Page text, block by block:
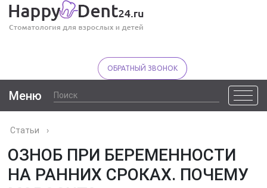
ОБРАТНЫЙ ЗВОНОК
Меню
Статьи ›
ОЗНОБ ПРИ БЕРЕМЕННОСТИ
НА РАННИХ СРОКАХ. ПОЧЕМУ